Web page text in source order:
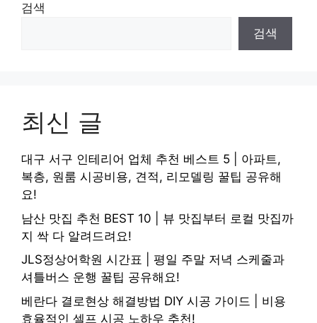
검색
검색
최신 글
대구 서구 인테리어 업체 추천 베스트 5 | 아파트,
복층, 원룸 시공비용, 견적, 리모델링 꿀팁 공유해
요!
남산 맛집 추천 BEST 10 | 뷰 맛집부터 로컬 맛집까
지 싹 다 알려드려요!
JLS정상어학원 시간표 | 평일 주말 저녁 스케줄과
셔틀버스 운행 꿀팁 공유해요!
베란다 결로현상 해결방법 DIY 시공 가이드 | 비용
효율적인 셀프 시공 노하우 추천!